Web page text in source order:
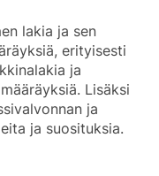
lakia ja sen
erityisesti
ja
Lisäksi
ja
ja suosituksia.